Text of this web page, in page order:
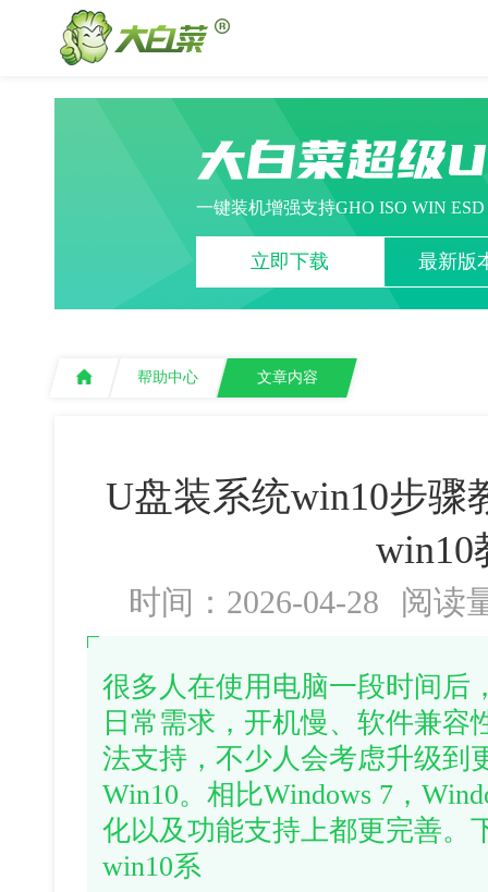
大白菜超级
一键装机增强支持GHO ISO WIN
立即下载 最新版
帮助中心 文章内容
U盘装系统win10步骤
win10
时间：2026-04-28 阅读
很多人在使用电脑一段时间后
日常需求，开机慢、软件兼容
法支持，不少人会考虑升级到
Win10。相比Windows 7，
化以及功能支持上都更完善。
win10系